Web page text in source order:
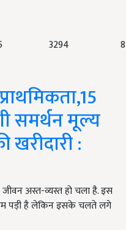
3294
समर्थन मूल्य
:
अस्त-व्यस्त हो चला है. इस
पड़ी है लेकिन इसके चलते लगे